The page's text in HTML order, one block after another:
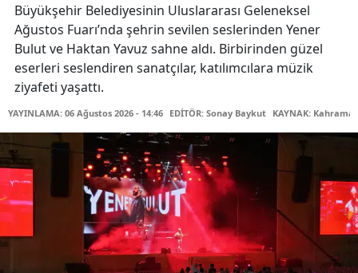
Büyükşehir Belediyesinin Uluslararası Geleneksel
Ağustos Fuarı’nda şehrin sevilen seslerinden Yener
Bulut ve Haktan Yavuz sahne aldı. Birbirinden güzel
eserleri seslendiren sanatçılar, katılımcılara müzik
ziyafeti yaşattı.
YAYINLAMA: 06 Ağustos 2026 - 14:46 EDİTÖR: Sonay Baykut KAYNAK: